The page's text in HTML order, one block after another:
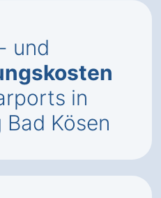
und
in
Kösen